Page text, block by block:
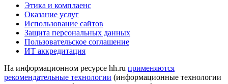
Этика и комплаенс
Оказание услуг
Использование сайтов
Защита персональных данных
Пользовательское соглашение
ИТ аккредитация
На информационном ресурсе hh.ru применяются
рекомендательные технологии (информационные технологии